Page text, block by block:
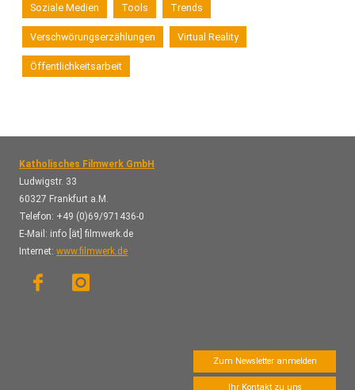
Soziale Medien Tools Trends
Verschwörungserzählungen Virtual Reality
Öffentlichkeitsarbeit
Katholisches Filmwerk GmbH
Ludwigstr. 33
60327 Frankfurt a.M.
Telefon: +49 (0)69/971436-0
E-Mail: info [ät] filmwerk.de
Internet: www.filmwerk.de
Zum Newsletter anmelden
Ihr Kontakt zu uns